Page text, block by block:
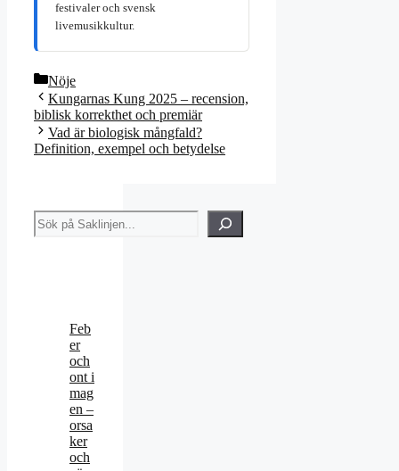
festivaler och svensk
livemusikkultur.
Kategorier
Nöje
Kungarnas Kung 2025 – recension,
biblisk korrekthet och premiär
Vad är biologisk mångfald?
Definition, exempel och betydelse
Sök
Feb
er
och
ont i
mag
en –
orsa
ker
och